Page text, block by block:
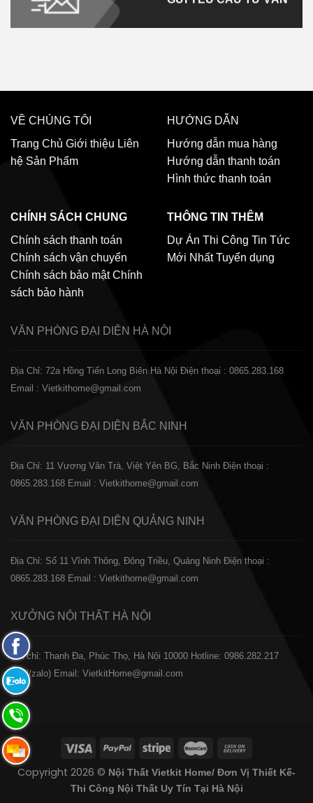
VỀ CHÚNG TÔI
Trang Chủ Giới thiệu Liên
hệ Sản Phẩm
HƯỚNG DẪN
Hướng dẫn mua hàng
Hướng dẫn thanh toán
Hình thức thanh toán
CHÍNH SÁCH CHUNG
Chính sách thanh toán
Chính sách vận chuyển
Chính sách bảo mật Chính
sách bảo hành
THÔNG TIN THÊM
Dự Án Thi Công Tin Tức
Mới Nhất Tuyển dụng
VĂN PHÒNG ĐẠI DIỆN HÀ NỘI
Địa Chỉ: 72a Hồng Tiến Long Biên Hà Nội Điện thoại : 0865.283.168
Email : Vietkithome@gmail.com
VĂN PHÒNG ĐẠI DIỆN BẮC NINH
Địa Chỉ: 11 Vương Văn Trà, Việt Yên BG, Bắc Ninh Điện thoại :
0865.283.168 Email : Vietkithome@gmail.com
VĂN PHÒNG ĐẠI DIỆN QUẢNG NINH
Địa Chỉ: Số 11 Vĩnh Thông, Đông Triều, Quảng Ninh Điện thoại :
0865.283.168 Email : Vietkithome@gmail.com
XƯỞNG NỘI THẤT HÀ NỘI
️Địa chỉ: Thanh Đa, Phúc Thọ, Hà Nội 10000 Hotline: 0986.282.217
(Call/zalo) Email: VietkitHome@gmail.com
Copyright 2026 © Nội Thất Vietkit Home/ Đơn Vị Thiết Kế-
Thi Công Nội Thất Uy Tín Tại Hà Nội
Fanpage
Facebook
Zalo:
0865.283.168
Hotline:
0865.283.168
Hotline:
0865.283.168